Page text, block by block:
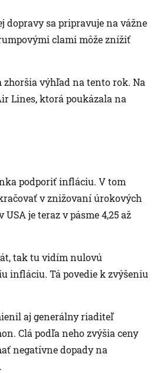
dopravy sa pripravuje na vážne
clami môže znížiť
zhoršia výhľad na tento rok. Na
Lines, ktorá poukázala na
podporiť infláciu. V tom
v znižovaní úrokových
je teraz v pásme 4,25 až
tak tu vidím nulovú
infláciu. Tá povedie k zvýšeniu
aj generálny riaditeľ
Clá podľa neho zvýšia ceny
negatívne dopady na